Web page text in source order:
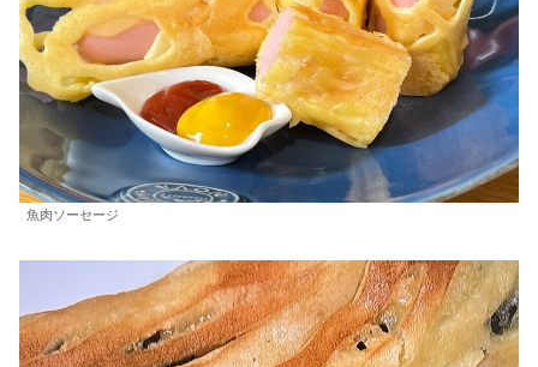
魚肉ソーセージ